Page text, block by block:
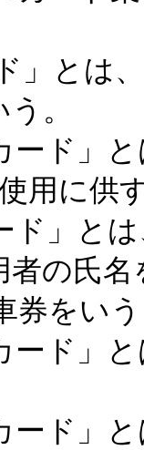
とは
。
ド」と
用に供
」とは
の氏
券をい
ド」と
ド」と